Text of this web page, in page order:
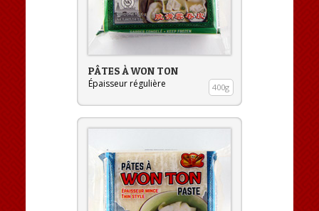
PÂTES À WON TON
Épaisseur régulière 400g